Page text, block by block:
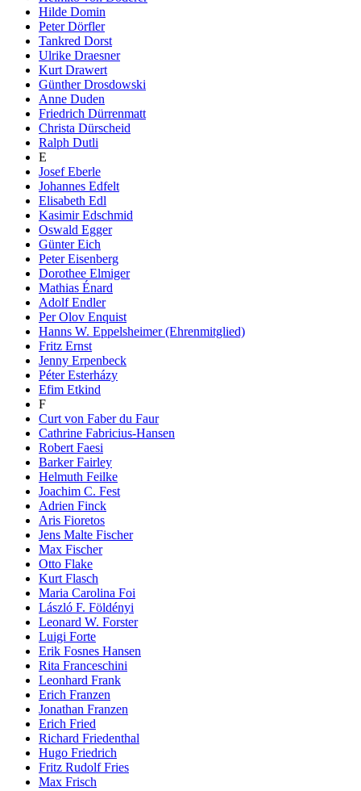
Hilde Domin
Peter Dörfler
Tankred Dorst
Ulrike Draesner
Kurt Drawert
Günther Drosdowski
Anne Duden
Friedrich Dürrenmatt
Christa Dürscheid
Ralph Dutli
E
Josef Eberle
Johannes Edfelt
Elisabeth Edl
Kasimir Edschmid
Oswald Egger
Günter Eich
Peter Eisenberg
Dorothee Elmiger
Mathias Énard
Adolf Endler
Per Olov Enquist
Hanns W. Eppelsheimer (Ehrenmitglied)
Fritz Ernst
Jenny Erpenbeck
Péter Esterházy
Efim Etkind
F
Curt von Faber du Faur
Cathrine Fabricius-Hansen
Robert Faesi
Barker Fairley
Helmuth Feilke
Joachim C. Fest
Adrien Finck
Aris Fioretos
Jens Malte Fischer
Max Fischer
Otto Flake
Kurt Flasch
Maria Carolina Foi
László F. Földényi
Leonard W. Forster
Luigi Forte
Erik Fosnes Hansen
Rita Franceschini
Leonhard Frank
Erich Franzen
Jonathan Franzen
Erich Fried
Richard Friedenthal
Hugo Friedrich
Fritz Rudolf Fries
Max Frisch